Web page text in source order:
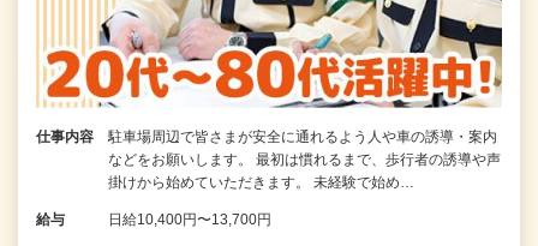
仕事内容
駐車場周辺で皆さまが安全に通れるよう人や車の誘導・案内
などをお願いします。 最初は慣れるまで、歩行者の誘導や声
掛けから始めていただきます。 未経験で始め…
給与 日給10,400円〜13,700円